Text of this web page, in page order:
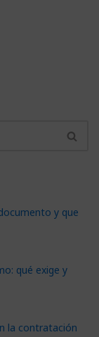
y que
qué exige y
la contratación